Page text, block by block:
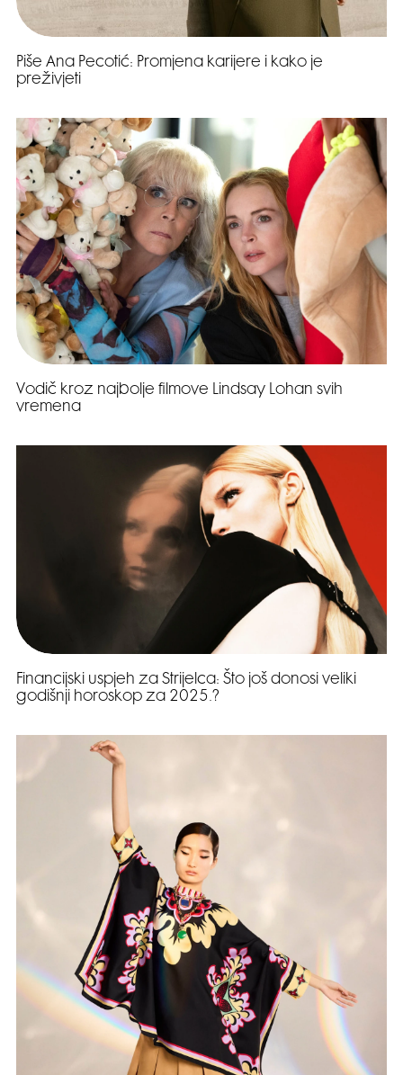
Piše Ana Pecotić: Promjena karijere i kako je
preživjeti
Vodič kroz najbolje filmove Lindsay Lohan svih
vremena
Financijski uspjeh za Strijelca: Što još donosi veliki
godišnji horoskop za 2025.?